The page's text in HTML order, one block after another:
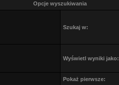
Opcje wyszukiwania
Szukaj w:
Wyświetl wyniki jako:
Pokaż pierwsze: